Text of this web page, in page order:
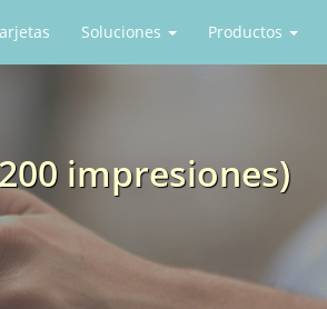
Soluciones Productos
impresiones)